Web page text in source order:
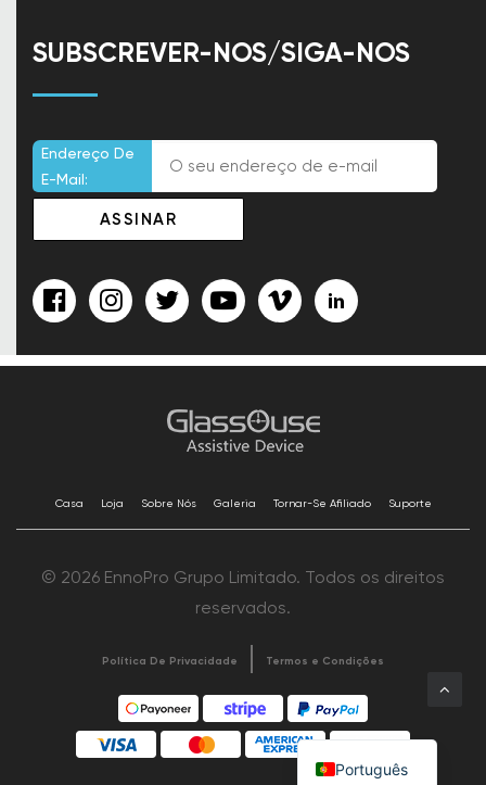
SUBSCREVER-NOS/SIGA-NOS
Endereço De
E-Mail:
Casa Loja Sobre Nós Galeria Tornar-Se Afiliado Suporte
© 2026 EnnoPro Grupo Limitado. Todos os direitos
reservados.
Política De Privacidade Termos e Condições
Português